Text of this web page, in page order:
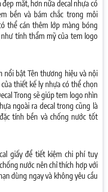
mắt, hơn nữa decal nhựa có
bền và bám chắc trong môi
thể cán thêm lớp màng bóng
tính thẩm mỹ của tem logo
nổi bật Tên thương hiệu và nội
thiết kế ly nhựa có thể chọn
Trong sẽ giúp tem logo nhìn
ngoài ra decal trong cũng là
tính bền và chống nước tốt
giấy để tiết kiệm chi phí tuy
nước nên chỉ thích hợp với
dùng ngay và không yêu cầu